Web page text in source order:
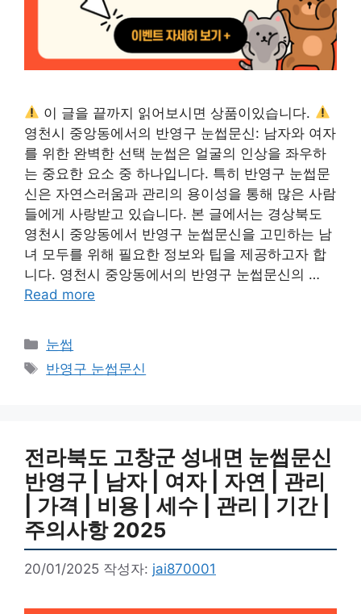
이 글을 끝까지 읽어보시면 상품이있습니다.
영천시 중앙동에서의 반영구 눈썹문신: 남자와 여자
를 위한 완벽한 선택 눈썹은 얼굴의 인상을 좌우하
는 중요한 요소 중 하나입니다. 특히 반영구 눈썹문
신은 자연스러움과 관리의 용이성을 통해 많은 사람
들에게 사랑받고 있습니다. 본 글에서는 경상북도
영천시 중앙동에서 반영구 눈썹문신을 고민하는 남
녀 모두를 위해 필요한 정보와 팁을 제공하고자 합
니다. 영천시 중앙동에서의 반영구 눈썹문신의 …
Read more
카
테
눈썹
태
반영구 눈썹문신
전라북도 고창군 성내면 눈썹문신
반영구 | 남자 | 여자 | 자연 | 관리
| 가격 | 비용 | 세수 | 관리 | 기간 |
주의사항 2025
20/01/2025 작성자: jai870001